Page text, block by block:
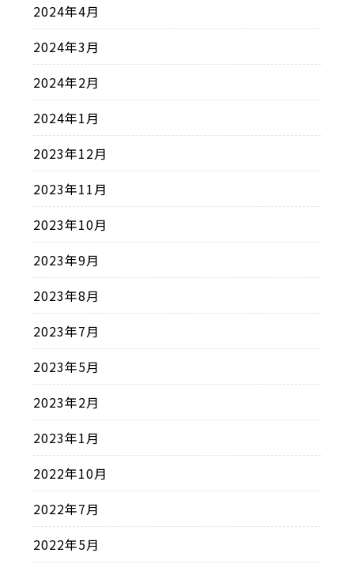
2024年4月
2024年3月
2024年2月
2024年1月
2023年12月
2023年11月
2023年10月
2023年9月
2023年8月
2023年7月
2023年5月
2023年2月
2023年1月
2022年10月
2022年7月
2022年5月